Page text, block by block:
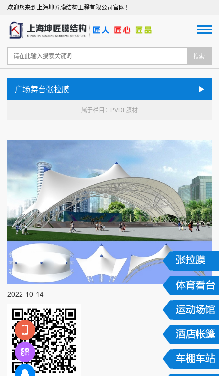
欢迎您来到上海坤匠膜结构工程有限公司官网！
搜索
广场舞台张拉膜
属于栏目：PVDF膜材
2022-10-14